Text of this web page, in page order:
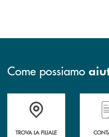
Come possiamo
Accedi all' elenco completo delle
TROVA LA FILIALE
Hai